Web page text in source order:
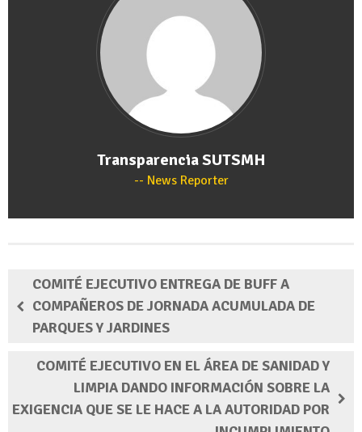
Transparencia SUTSMH
News Reporter
COMITÉ EJECUTIVO ENTREGA DE BUFF A
COMPAÑEROS DE JORNADA ACUMULADA DE
PARQUES Y JARDINES
COMITÉ EJECUTIVO EN EL ÁREA DE SANIDAD Y
LIMPIA DANDO INFORMACIÓN SOBRE LA
EXIGENCIA QUE SE LE HACE A LA AUTORIDAD POR